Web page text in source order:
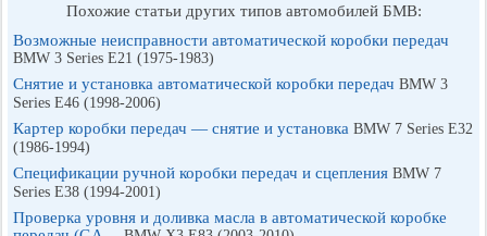
Похожие статьи других типов автомобилей БМВ:
Возможные неисправности автоматической коробки передач
BMW 3 Series E21 (1975-1983)
Снятие и установка автоматической коробки передач BMW 3
Series E46 (1998-2006)
Картер коробки передач — снятие и установка BMW 7 Series E32
(1986-1994)
Спецификации ручной коробки передач и сцепления BMW 7
Series E38 (1994-2001)
Проверка уровня и доливка масла в автоматической коробке